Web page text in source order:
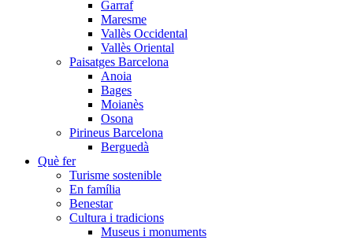
Garraf
Maresme
Vallès Occidental
Vallès Oriental
Paisatges Barcelona
Anoia
Bages
Moianès
Osona
Pirineus Barcelona
Berguedà
Què fer
Turisme sostenible
En família
Benestar
Cultura i tradicions
Museus i monuments